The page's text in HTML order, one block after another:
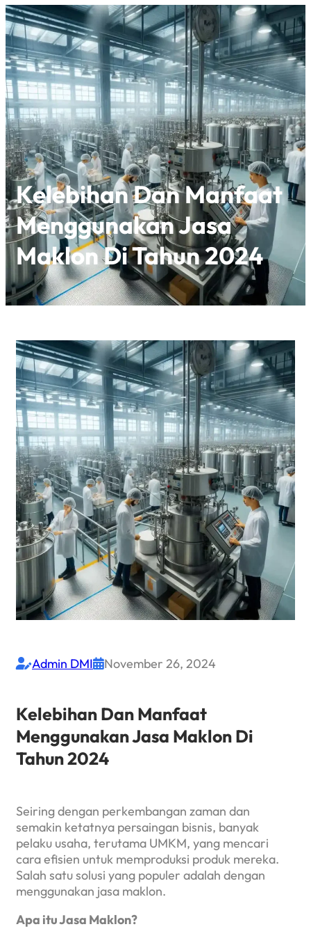
Kelebihan Dan Manfaat
Menggunakan Jasa
Maklon Di Tahun 2024
Admin DMINovember 26, 2024
Kelebihan Dan Manfaat
Menggunakan Jasa Maklon Di
Tahun 2024
Seiring dengan perkembangan zaman dan
semakin ketatnya persaingan bisnis, banyak
pelaku usaha, terutama UMKM, yang mencari
cara efisien untuk memproduksi produk mereka.
Salah satu solusi yang populer adalah dengan
menggunakan jasa maklon.
Apa itu Jasa Maklon?